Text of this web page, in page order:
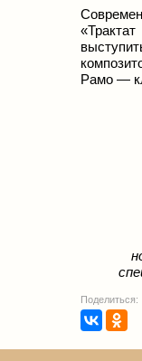
Рамо —
Поделиться: